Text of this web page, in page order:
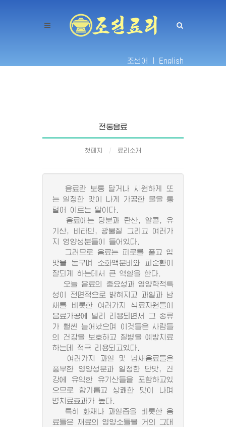
조선어 | English
전통음료
첫페지 료리소개
음료란 보통 달거나 시원하게 또
는 일정한 맛이 나게 가공한 물을 통
털어 이르는 말이다.
음료에는 당분과 탄산, 알콜, 유
기산, 비타민, 광물질 그리고 여러가
지 영양성분들이 들어있다.
그러므로 음료는 피로를 풀고 입
맛을 돋구며 소화액분비와 피순환이
잘되게 하는데서 큰 역할을 한다.
오늘 음료의 중요성과 영양학적특
성이 전면적으로 밝혀지고 과일과 남
새를 비롯한 여러가지 식료자원들이
음료가공에 널리 리용되면서 그 종류
가 훨씬 늘어났으며 이것들은 사람들
의 건강을 보호하고 질병을 예방치료
하는데 적극 리용되고있다.
여러가지 과일 및 남새음료들은
풍부한 영양성분과 일정한 단맛, 건
강에 유익한 유기산들을 포함하고있
으므로 향기롭고 상쾌한 맛이 나며
병치료효과가 높다.
특히 화채나 과일즙을 비롯한 음
료들은 재료의 영양소들을 거의 그대